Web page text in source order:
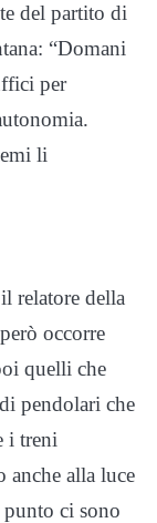
del partito di
“Domani
per
li
relatore della
occorre
quelli che
pendolari che
i treni
anche alla luce
ci sono